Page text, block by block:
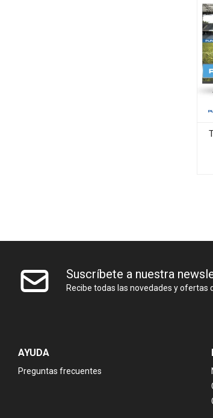
Suscríbete a nuestra
Recibe todas las novedades y ofertas
AYUDA
Preguntas frecuentes